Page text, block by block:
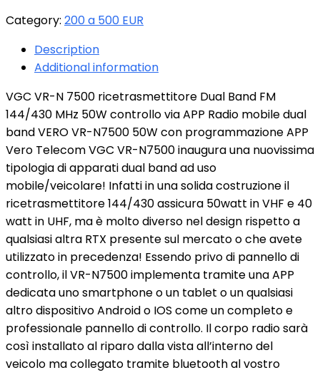
Category: 200 a 500 EUR
Description
Additional information
VGC VR-N 7500 ricetrasmettitore Dual Band FM
144/430 MHz 50W controllo via APP Radio mobile dual
band VERO VR-N7500 50W con programmazione APP
Vero Telecom VGC VR-N7500 inaugura una nuovissima
tipologia di apparati dual band ad uso
mobile/veicolare! Infatti in una solida costruzione il
ricetrasmettitore 144/430 assicura 50watt in VHF e 40
watt in UHF, ma è molto diverso nel design rispetto a
qualsiasi altra RTX presente sul mercato o che avete
utilizzato in precedenza! Essendo privo di pannello di
controllo, il VR-N7500 implementa tramite una APP
dedicata uno smartphone o un tablet o un qualsiasi
altro dispositivo Android o IOS come un completo e
professionale pannello di controllo. Il corpo radio sarà
così installato al riparo dalla vista all’interno del
veicolo ma collegato tramite bluetooth al vostro